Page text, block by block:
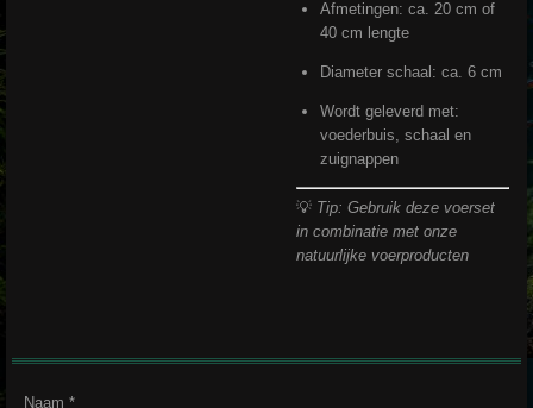
Afmetingen: ca. 20 cm of
40 cm lengte
Diameter schaal: ca. 6 cm
Wordt geleverd met:
voederbuis, schaal en
zuignappen
💡 Tip: Gebruik deze voerset
in combinatie met onze
natuurlijke voerproducten
Naam *